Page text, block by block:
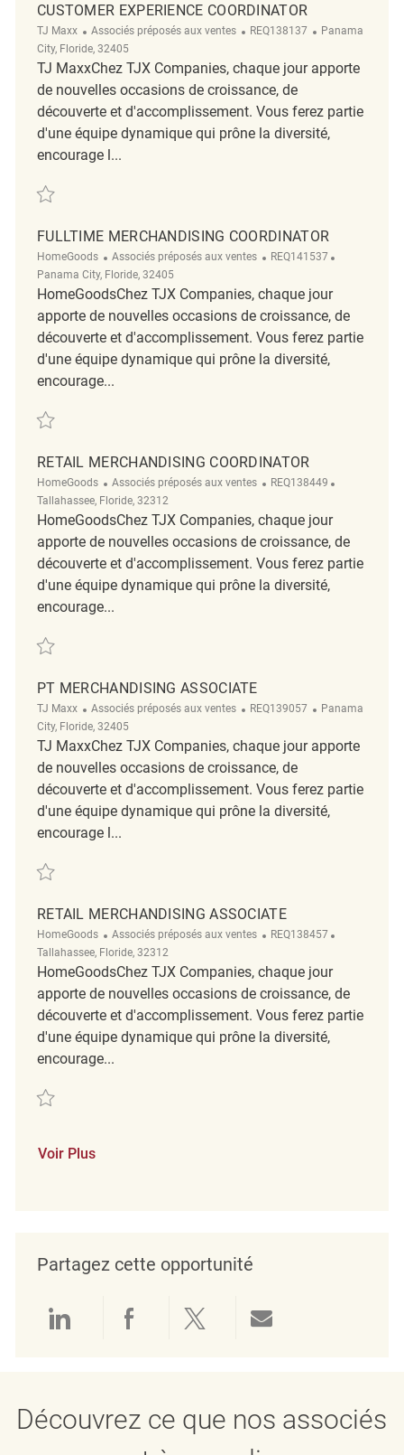
CUSTOMER EXPERIENCE COORDINATOR
TJ Maxx Catégorie
Associés préposés aux ventes ReqId
REQ138137 Emplacement
Panama
City, Floride, 32405
TJ MaxxChez TJX Companies, chaque jour apporte
de nouvelles occasions de croissance, de
découverte et d'accomplissement. Vous ferez partie
d'une équipe dynamique qui prône la diversité,
encourage l...
Sauvegarder Customer Experience Coordinator REQ138137
FULLTIME MERCHANDISING COORDINATOR
HomeGoods Catégorie
Associés préposés aux ventes ReqId
REQ141537
Panama City, Floride, 32405
HomeGoodsChez TJX Companies, chaque jour
apporte de nouvelles occasions de croissance, de
découverte et d'accomplissement. Vous ferez partie
d'une équipe dynamique qui prône la diversité,
encourage...
Sauvegarder Fulltime Merchandising Coordinator REQ141537
RETAIL MERCHANDISING COORDINATOR
HomeGoods Catégorie
Associés préposés aux ventes ReqId
REQ138449
Tallahassee, Floride, 32312
HomeGoodsChez TJX Companies, chaque jour
apporte de nouvelles occasions de croissance, de
découverte et d'accomplissement. Vous ferez partie
d'une équipe dynamique qui prône la diversité,
encourage...
Sauvegarder Retail Merchandising Coordinator REQ138449
PT MERCHANDISING ASSOCIATE
TJ Maxx Catégorie
Associés préposés aux ventes ReqId
REQ139057 Emplacement
Panama
City, Floride, 32405
TJ MaxxChez TJX Companies, chaque jour apporte
de nouvelles occasions de croissance, de
découverte et d'accomplissement. Vous ferez partie
d'une équipe dynamique qui prône la diversité,
encourage l...
Sauvegarder PT Merchandising Associate REQ139057
RETAIL MERCHANDISING ASSOCIATE
HomeGoods Catégorie
Associés préposés aux ventes ReqId
REQ138457
Tallahassee, Floride, 32312
HomeGoodsChez TJX Companies, chaque jour
apporte de nouvelles occasions de croissance, de
découverte et d'accomplissement. Vous ferez partie
d'une équipe dynamique qui prône la diversité,
encourage...
Sauvegarder Retail Merchandising Associate REQ138457
Voir Plus
Partagez cette opportunité
Partager via LinkedIn
Partager via Facebook
Partager via twitter
Découvrez ce que nos associés